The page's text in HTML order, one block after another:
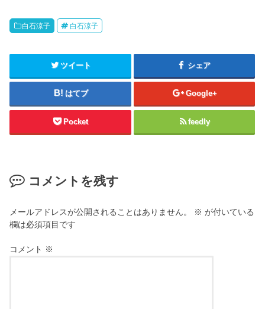
白石涼子 白石涼子
ツイート シェア
はてブ Google+
Pocket feedly
コメントを残す
メールアドレスが公開されることはありません。 ※ が付いている
欄は必須項目です
コメント ※